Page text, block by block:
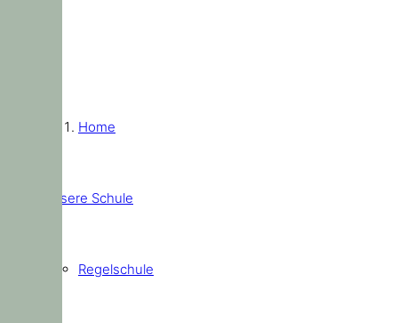
Home
Unsere Schule
Regelschule